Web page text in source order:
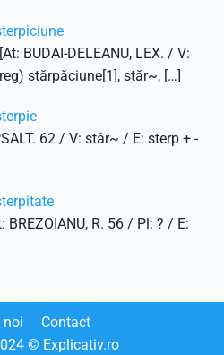
BUDAI-DELEANU, LEX. / V:
stărpăciune[1], stăr~, […]
62 / V: stâr~ / E: sterp + -
R. 56 / Pl: ? / E:
noi
Contact
© Explicativ.ro